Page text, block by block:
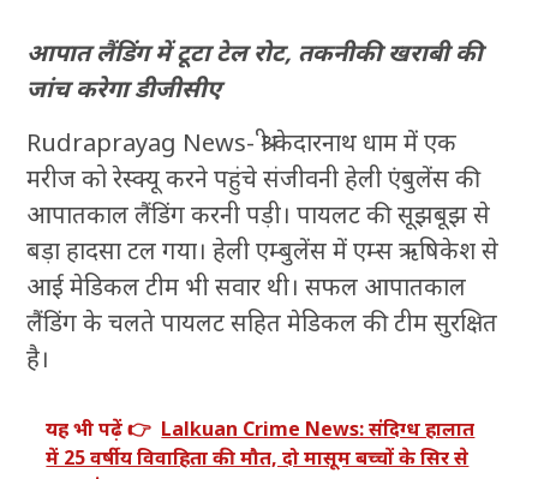
आपात लैंडिंग में टूटा टेल रोट, तकनीकी खराबी की
जांच करेगा डीजीसीए
Rudraprayag News- श्री केदारनाथ धाम में एक
मरीज को रेस्क्यू करने पहुंचे संजीवनी हेली एंबुलेंस की
आपातकाल लैंडिंग करनी पड़ी। पायलट की सूझबूझ से
बड़ा हादसा टल गया। हेली एम्बुलेंस में एम्स ऋषिकेश से
आई मेडिकल टीम भी सवार थी। सफल आपातकाल
लैंडिंग के चलते पायलट सहित मेडिकल की टीम सुरक्षित
है।
यह भी पढ़ें 👉 Lalkuan Crime News: संदिग्ध हालात
में 25 वर्षीय विवाहिता की मौत, दो मासूम बच्चों के सिर से